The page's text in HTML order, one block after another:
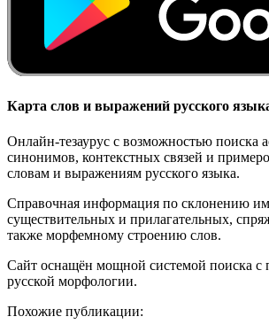
Карта слов и выражений русского
Онлайн-тезаурус с возможностью поиска
синонимов, контекстных связей и
словам и выражениям русского языка.
Справочная информация по склонению
существительных и прилагательных,
также морфемному строению слов.
Сайт оснащён мощной системой поиска с
русской морфологии.
Похожие публикации: